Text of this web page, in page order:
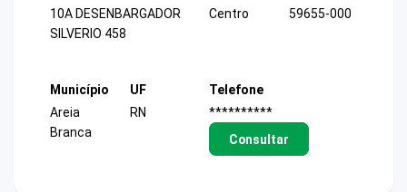
10A DESENBARGADOR
SILVERIO 458
Centro
59655-000
Município
Areia
Branca
UF
RN
Telefone
**********
Consultar